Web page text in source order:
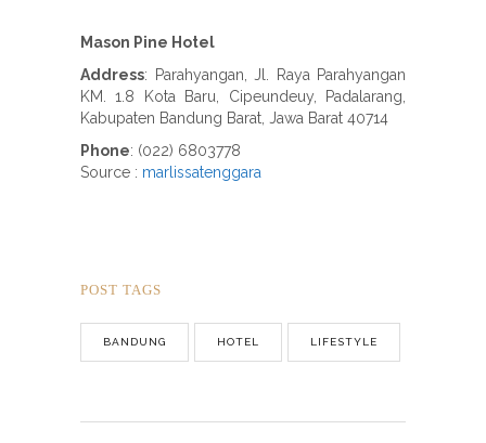
Mason Pine Hotel
Address:
Parahyangan, Jl. Raya Parahyangan
KM. 1.8 Kota Baru, Cipeundeuy, Padalarang,
Kabupaten Bandung Barat, Jawa Barat 40714
Phone: (022) 6803778
Source : marlissatenggara
POST TAGS
BANDUNG HOTEL LIFESTYLE